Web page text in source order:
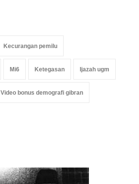
Kecurangan pemilu
Mi6 Ketegasan Ijazah ugm
Video bonus demografi gibran